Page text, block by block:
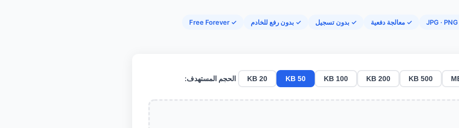
✓ Free Forever ✓ بدون رفع للخادم ✓ بدون تسجيل ✓ معالجة دفعية
الحجم المستهدف: 20 KB 50 KB 100 KB 200 KB 500 KB